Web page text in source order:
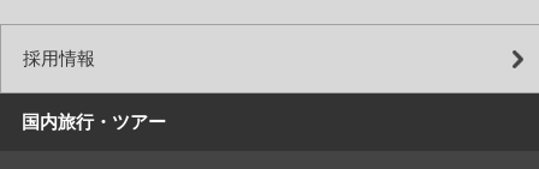
採用情報
国内旅行・ツアー